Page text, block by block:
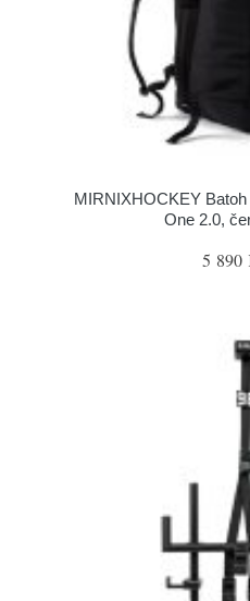
MIRNIXHOCKEY
One 2.0,
5 890